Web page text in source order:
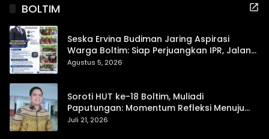
BOLTIM
Seska Ervina Budiman Jaring Aspirasi
Warga Boltim: Siap Perjuangkan IPR, Jalan
Trans, hingga Pemasaran UMKM
Agustus 5, 2026
Soroti HUT ke-18 Boltim, Muliadi
Paputungan: Momentum Refleksi Menuju
Daerah Mandiri dan Berdaya Saing
Juli 21, 2026